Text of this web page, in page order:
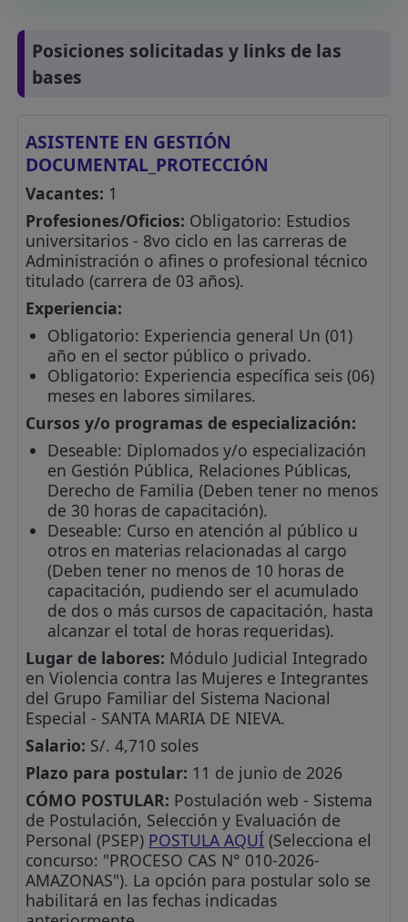
Posiciones solicitadas y links de las
bases
ASISTENTE EN GESTIÓN
DOCUMENTAL_PROTECCIÓN
Vacantes: 1
Profesiones/Oficios: Obligatorio: Estudios
universitarios - 8vo ciclo en las carreras de
Administración o afines o profesional técnico
titulado (carrera de 03 años).
Experiencia:
Obligatorio: Experiencia general Un (01)
año en el sector público o privado.
Obligatorio: Experiencia específica seis (06)
meses en labores similares.
Cursos y/o programas de especialización:
Deseable: Diplomados y/o especialización
en Gestión Pública, Relaciones Públicas,
Derecho de Familia (Deben tener no menos
de 30 horas de capacitación).
Deseable: Curso en atención al público u
otros en materias relacionadas al cargo
(Deben tener no menos de 10 horas de
capacitación, pudiendo ser el acumulado
de dos o más cursos de capacitación, hasta
alcanzar el total de horas requeridas).
Lugar de labores: Módulo Judicial Integrado
en Violencia contra las Mujeres e Integrantes
del Grupo Familiar del Sistema Nacional
Especial - SANTA MARIA DE NIEVA.
Salario: S/. 4,710 soles
Plazo para postular: 11 de junio de 2026
CÓMO POSTULAR: Postulación web - Sistema
de Postulación, Selección y Evaluación de
Personal (PSEP) POSTULA AQUÍ (Selecciona el
concurso: "PROCESO CAS N° 010-2026-
AMAZONAS"). La opción para postular solo se
habilitará en las fechas indicadas